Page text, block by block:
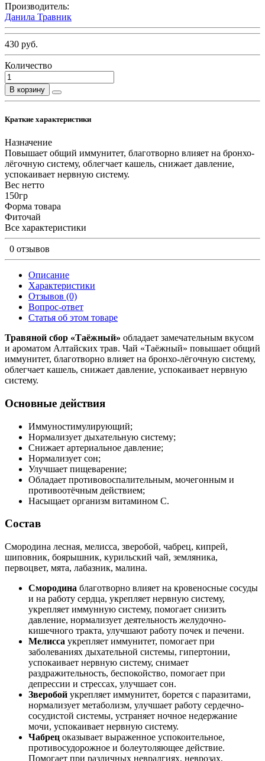
Производитель:
Данила Травник
430 руб.
Количество
В корзину
Краткие характеристики
Назначение
Повышает общий иммунитет, благотворно влияет на бронхо-
лёгочную систему, облегчает кашель, снижает давление,
успокаивает нервную систему.
Вес нетто
150гр
Форма товара
Фиточай
Все характеристики
0 отзывов
Описание
Характеристики
Отзывов (0)
Вопрос-ответ
Статья об этом товаре
Травяной сбор «Таёжный» обладает замечательным вкусом
и ароматом Алтайских трав. Чай «Таёжный» повышает общий
иммунитет, благотворно влияет на бронхо-лёгочную систему,
облегчает кашель, снижает давление, успокаивает нервную
систему.
Основные действия
Иммуностимулирующий;
Нормализует дыхательную систему;
Снижает артериальное давление;
Нормализует сон;
Улучшает пищеварение;
Обладает противовоспалительным, мочегонным и
противоотёчным действием;
Насыщает организм витамином С.
Состав
Смородина лесная, мелисса, зверобой, чабрец, кипрей,
шиповник, боярышник, курильский чай, земляника,
первоцвет, мята, лабазник, малина.
Смородина благотворно влияет на кровеносные сосуды
и на работу сердца, укрепляет нервную систему,
укрепляет иммунную систему, помогает снизить
давление, нормализует деятельность желудочно-
кишечного тракта, улучшают работу почек и печени.
Мелисса укрепляет иммунитет, помогает при
заболеваниях дыхательной системы, гипертонии,
успокаивает нервную систему, снимает
раздражительность, беспокойство, помогает при
депрессии и стрессах, улучшает сон.
Зверобой укрепляет иммунитет, борется с паразитами,
нормализует метаболизм, улучшает работу сердечно-
сосудистой системы, устраняет ночное недержание
мочи, успокаивает нервную систему.
Чабрец оказывает выраженное успокоительное,
противосудорожное и болеутоляющее действие.
Помогает при различных невралгиях, неврозах,